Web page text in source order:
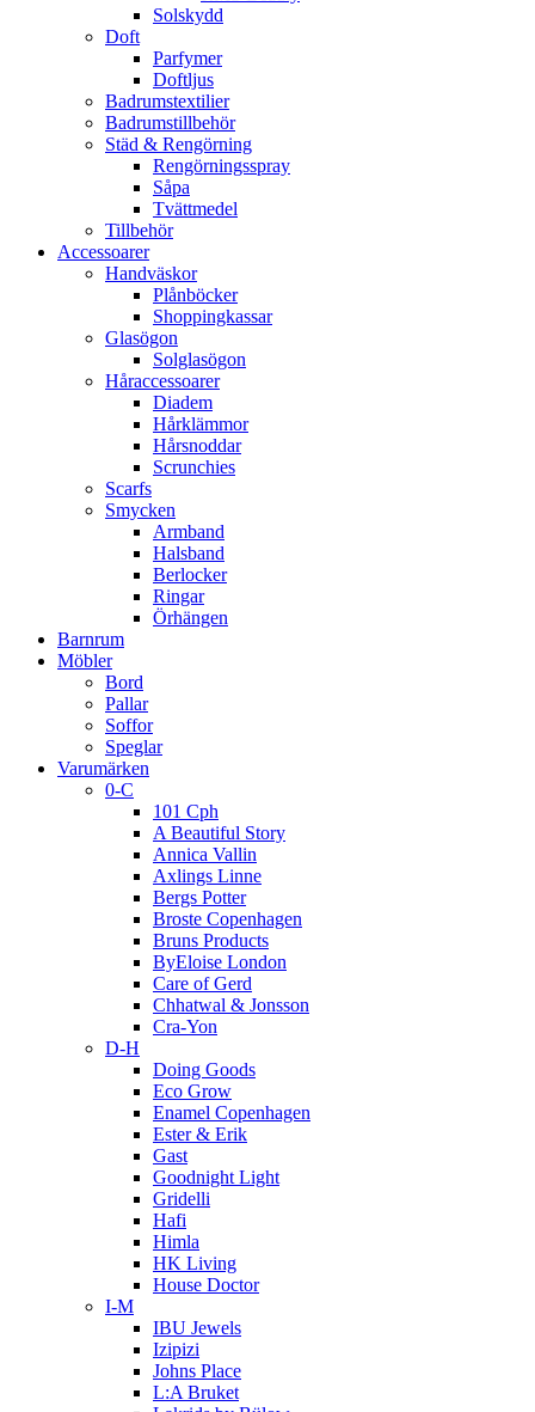
Solskydd
Doft
Parfymer
Doftljus
Badrumstextilier
Badrumstillbehör
Städ & Rengörning
Rengörningsspray
Såpa
Tvättmedel
Tillbehör
Accessoarer
Handväskor
Plånböcker
Shoppingkassar
Glasögon
Solglasögon
Håraccessoarer
Diadem
Hårklämmor
Hårsnoddar
Scrunchies
Scarfs
Smycken
Armband
Halsband
Berlocker
Ringar
Örhängen
Barnrum
Möbler
Bord
Pallar
Soffor
Speglar
Varumärken
0-C
101 Cph
A Beautiful Story
Annica Vallin
Axlings Linne
Bergs Potter
Broste Copenhagen
Bruns Products
ByEloise London
Care of Gerd
Chhatwal & Jonsson
Cra-Yon
D-H
Doing Goods
Eco Grow
Enamel Copenhagen
Ester & Erik
Gast
Goodnight Light
Gridelli
Hafi
Himla
HK Living
House Doctor
I-M
IBU Jewels
Izipizi
Johns Place
L:A Bruket